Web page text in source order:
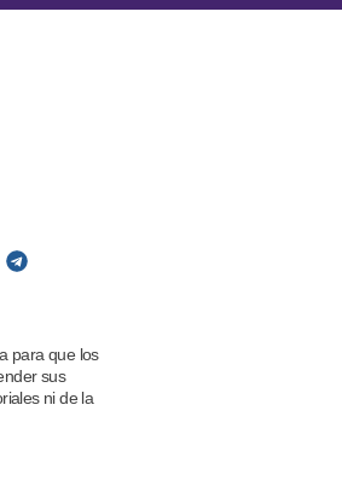
para que los
sus
ni de la